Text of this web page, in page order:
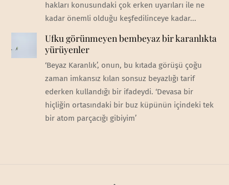
hakları konusundaki çok erken uyarıları ile ne
kadar önemli olduğu keşfedilinceye kadar...
Ufku görünmeyen bembeyaz bir karanlıkta
yürüyenler
‘Beyaz Karanlık’, onun, bu kıtada görüşü çoğu
zaman imkansız kılan sonsuz beyazlığı tarif
ederken kullandığı bir ifadeydi. ‘Devasa bir
hiçliğin ortasındaki bir buz küpünün içindeki tek
bir atom parçacığı gibiyim’